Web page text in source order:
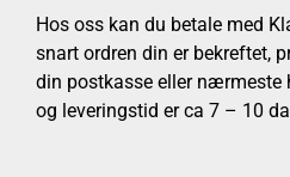
Hos oss kan du betale med
snart ordren din er bekreftet,
din postkasse eller nærmeste
og leveringstid er ca 7 – 10